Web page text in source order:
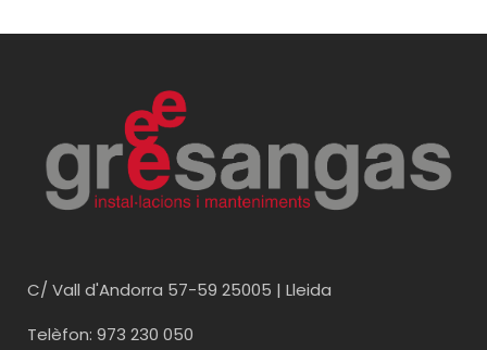
C/ Vall d'Andorra 57-59 25005 | Lleida
Telèfon: 973 230 050